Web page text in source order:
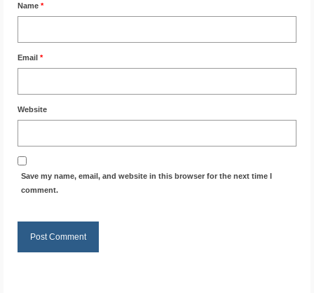
Name *
Email *
Website
Save my name, email, and website in this browser for the next time I
comment.